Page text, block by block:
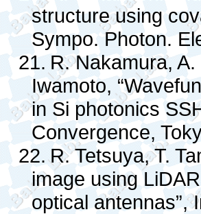
structure using
Sympo. Photon.
21. R. Nakamura,
Iwamoto,
in Si photonics
Convergence,
22. R. Tetsuya, T.
image using
optical antennas”,